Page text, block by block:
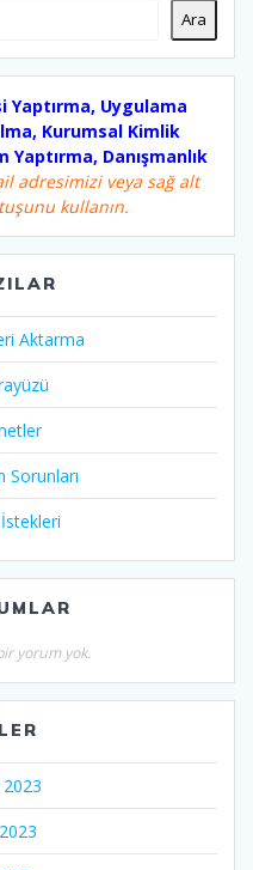
Ara
Yaptırma, Uygulama
Kurumsal Kimlik
Yaptırma, Danışmanlık
adresimizi veya sağ alt
kullanın.
Aktarma
Sorunları
yorum yok.